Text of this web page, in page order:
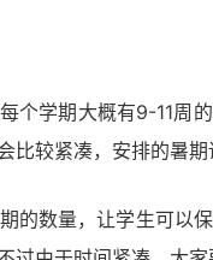
个学期大概有9-11周
较紧凑，安排的暑期
的数量，让学生可以